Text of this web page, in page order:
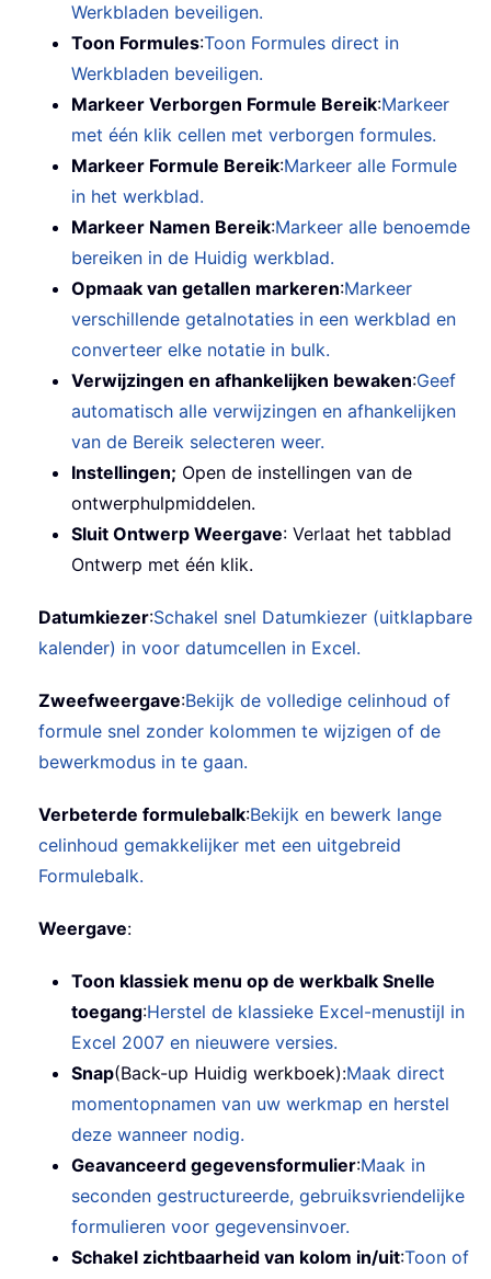
Werkbladen beveiligen.
Toon Formules:Toon Formules direct in
Werkbladen beveiligen.
Markeer Verborgen Formule Bereik:Markeer
met één klik cellen met verborgen formules.
Markeer Formule Bereik:Markeer alle Formule
in het werkblad.
Markeer Namen Bereik:Markeer alle benoemde
bereiken in de Huidig werkblad.
Opmaak van getallen markeren:Markeer
verschillende getalnotaties in een werkblad en
converteer elke notatie in bulk.
Verwijzingen en afhankelijken bewaken:Geef
automatisch alle verwijzingen en afhankelijken
van de Bereik selecteren weer.
Instellingen; Open de instellingen van de
ontwerphulpmiddelen.
Sluit Ontwerp Weergave: Verlaat het tabblad
Ontwerp met één klik.
Datumkiezer:Schakel snel Datumkiezer (uitklapbare
kalender) in voor datumcellen in Excel.
Zweefweergave:Bekijk de volledige celinhoud of
formule snel zonder kolommen te wijzigen of de
bewerkmodus in te gaan.
Verbeterde formulebalk:Bekijk en bewerk lange
celinhoud gemakkelijker met een uitgebreid
Formulebalk.
Weergave:
Toon klassiek menu op de werkbalk Snelle
toegang:Herstel de klassieke Excel-menustijl in
Excel 2007 en nieuwere versies.
Snap(Back-up Huidig werkboek):Maak direct
momentopnamen van uw werkmap en herstel
deze wanneer nodig.
Geavanceerd gegevensformulier:Maak in
seconden gestructureerde, gebruiksvriendelijke
formulieren voor gegevensinvoer.
Schakel zichtbaarheid van kolom in/uit:Toon of